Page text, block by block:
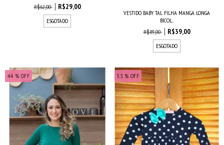
R$62,00
R$29,00
ESGOTADO
VESTIDO BABY TAL FILHA MANGA LONGA
BICOL...
R$89,00
R$39,00
ESGOTADO
44 % OFF 53 % OFF